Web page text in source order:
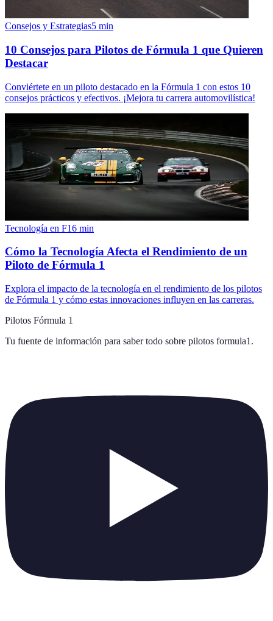
Consejos y Estrategias5 min
10 Consejos para Pilotos de Fórmula 1 que Quieren
Destacar
Conviértete en un piloto destacado en la Fórmula 1 con estos 10
consejos prácticos y efectivos. ¡Mejora tu carrera automovilística!
Tecnología en F16 min
Cómo la Tecnología Afecta el Rendimiento de un
Piloto de Fórmula 1
Explora el impacto de la tecnología en el rendimiento de los pilotos
de Fórmula 1 y cómo estas innovaciones influyen en las carreras.
Pilotos Fórmula 1
Tu fuente de información para saber todo sobre pilotos formula1 .